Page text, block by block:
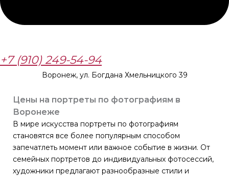
+7 (910) 249-54-94
Воронеж, ул. Богдана Хмельницкого 39
Цены на портреты по фотографиям в
Воронеже
В мире искусства портреты по фотографиям
становятся все более популярным способом
запечатлеть момент или важное событие в жизни. От
семейных портретов до индивидуальных фотосессий,
художники предлагают разнообразные стили и